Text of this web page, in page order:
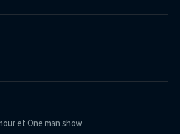
et One man show